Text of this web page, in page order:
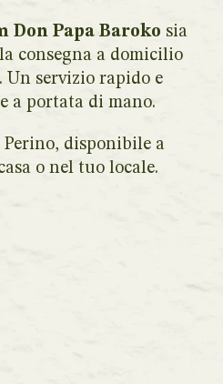
Don Papa Baroko sia
consegna a domicilio
servizio rapido e
a portata di mano.
Perino, disponibile a
o nel tuo locale.